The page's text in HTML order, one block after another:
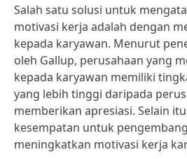
Salah satu solusi untuk
motivasi kerja adalah dengan
kepada karyawan. Menurut
oleh Gallup, perusahaan yang
kepada karyawan memiliki
yang lebih tinggi daripada
memberikan apresiasi. Selain
kesempatan untuk
meningkatkan motivasi kerja